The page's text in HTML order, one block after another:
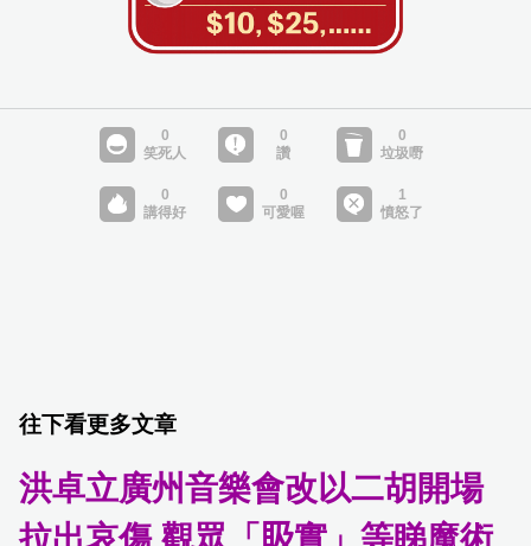
往下看更多文章
洪卓立廣州音樂會改以二胡開場
拉出哀傷 觀眾「𥄫實」等睇魔術